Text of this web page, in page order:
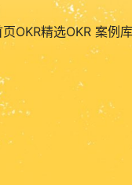
页OKR精选OKR 案例库